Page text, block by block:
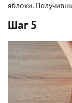
яблоки.
Шаг 5